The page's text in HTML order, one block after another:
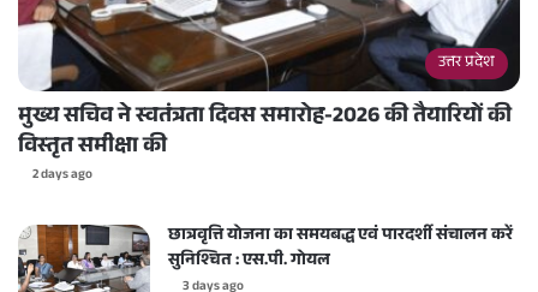
उत्तर प्रदेश
मुख्य सचिव ने स्वतंत्रता दिवस समारोह-2026 की तैयारियों की
विस्तृत समीक्षा की
2 days ago
छात्रवृत्ति योजना का समयबद्ध एवं पारदर्शी संचालन करें
सुनिश्चित : एस.पी. गोयल